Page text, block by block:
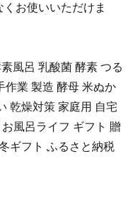
お使いいただけま
風呂 乳酸菌 酵素 つる
作業 製造 酵母 米ぬか
乾燥対策 家庭用 自宅
風呂ライフ ギフト 贈
ギフト ふるさと納税